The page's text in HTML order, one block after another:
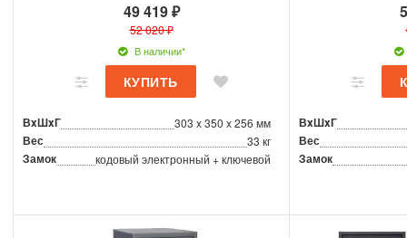
49 419 ₽
52 020 ₽
В наличии*
ВxШxГ 303 x 350 x 256 мм
Вес 33 кг
Замок кодовый электронный + ключевой
ВxШxГ
Вес
Замок